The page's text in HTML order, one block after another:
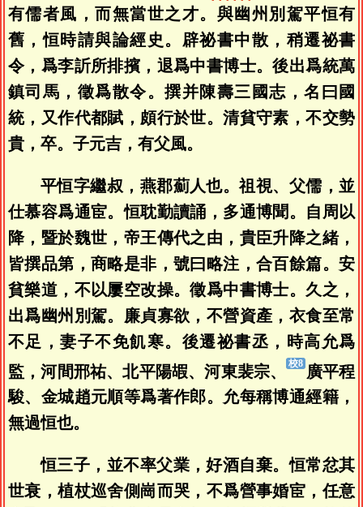
有儒者風，而無當世之才。與幽州別駕平恒有
舊，恒時請與論經史。辟祕書中散，稍遷祕書
令，爲李訢所排擯，退爲中書博士。後出爲統萬
鎮司馬，徵爲散令。撰并陳壽三國志，名曰國
統，又作代都賦，頗行於世。清貧守素，不交勢
貴，卒。子元吉，有父風。
平恒字繼叔，燕郡薊人也。祖視、父儒，並
仕慕容爲通宦。恒耽勤讀誦，多通博聞。自周以
降，暨於魏世，帝王傳代之由，貴臣升降之緒，
皆撰品第，商略是非，號曰略注，合百餘篇。安
貧樂道，不以屢空改操。徵爲中書博士。久之，
出爲幽州別駕。廉貞寡欲，不營資產，衣食至常
不足，妻子不免飢寒。後遷祕書丞，時高允爲
監，河間邢祐、北平陽嘏、河東裴宗、
廣平程
駿、金城趙元順等爲著作郎。允每稱博通經籍，
無過恒也。
恒三子，並不率父業，好酒自棄。恒常忿其
世衰，植杖巡舍側崗而哭，不爲營事婚宦，任意